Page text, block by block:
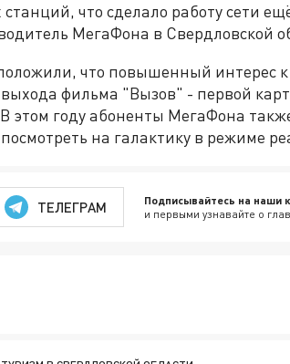
станций, что сделало работу сети
МегаФона в Свердловской
что повышенный интерес к
выхода фильма "Вызов" - первой
этом году абоненты МегаФона
на галактику в режиме
ТЕЛЕГРАМ Подписывайтесь на наши
и первыми узнавайте о